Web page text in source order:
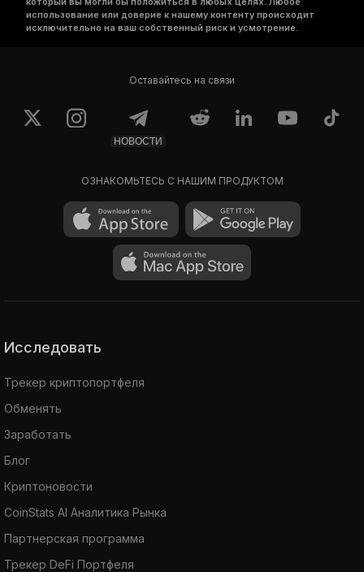
использование или доверие к нашему контенту происходит
исключительно на ваш собственный риск и усмотрение.
Оставайтесь на связи
НОВОСТИ
ОЗНАКОМЬТЕСЬ С НАШИМ ПРОДУКТОМ
Исследовать
Трекер криптопортфеля
Обменять
Заработать
Блог
Криптоновости
CoinStats AI Аналитика Рынка
Партнерская программа
Трекер DeFi Портфеля